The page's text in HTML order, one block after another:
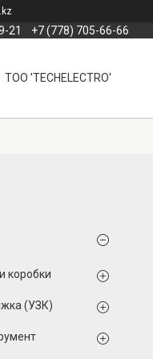
21 +7 (778) 705-66-66
ТОО 'TECHELECTRO'
коробки
(УЗК)